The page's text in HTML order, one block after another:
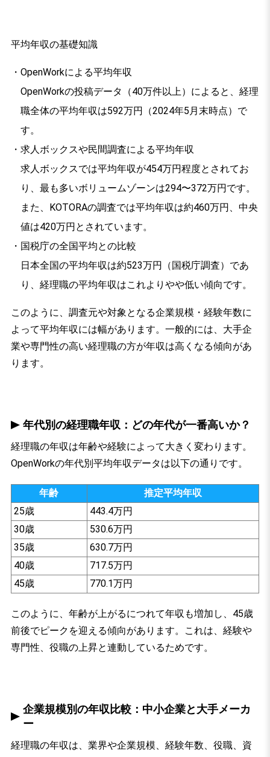
平均年収の基礎知識
OpenWorkによる平均年収
OpenWorkの投稿データ（40万件以上）によると、経理
職全体の平均年収は592万円（2024年5月末時点）で
す。
求人ボックスや民間調査による平均年収
求人ボックスでは平均年収が454万円程度とされてお
り、最も多いボリュームゾーンは294〜372万円です。
また、KOTORAの調査では平均年収は約460万円、中央
値は420万円とされています。
国税庁の全国平均との比較
日本全国の平均年収は約523万円（国税庁調査）であ
り、経理職の平均年収はこれよりやや低い傾向です。
このように、調査元や対象となる企業規模・経験年数に
よって平均年収には幅があります。一般的には、大手企
業や専門性の高い経理職の方が年収は高くなる傾向があ
ります。
年代別の経理職年収：どの年代が一番高いか？
経理職の年収は年齢や経験によって大きく変わります。
OpenWorkの年代別平均年収データは以下の通りです。
年齢
推定平均年収
25歳
443.4万円
30歳
530.6万円
35歳
630.7万円
40歳
717.5万円
45歳
770.1万円
このように、年齢が上がるにつれて年収も増加し、45歳
前後でピークを迎える傾向があります。これは、経験や
専門性、役職の上昇と連動しているためです。
企業規模別の年収比較：中小企業と大手メーカ
ー
経理職の年収は、業界や企業規模、経験年数、役職、資